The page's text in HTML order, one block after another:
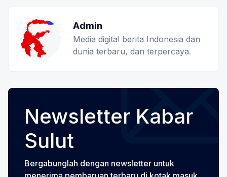
Admin
Media digital berita Indonesia dan
dunia terbaru, dan terpercaya.
Newsletter Kabar
Sulut
Bergabunglah dengan newsletter untuk